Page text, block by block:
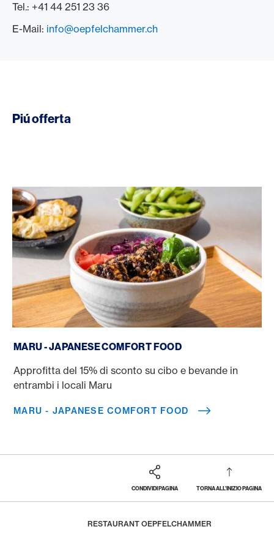
Tel.: +41 44 251 23 36
E-Mail: info@oepfelchammer.ch
Piú offerta
MARU - JAPANESE COMFORT FOOD
Approfitta del 15% di sconto su cibo e bevande in
entrambi i locali Maru
MARU - JAPANESE COMFORT FOOD
CONDIVIDI PAGINA TORNA ALL'INIZIO PAGINA
Footer
RESTAURANT OEPFELCHAMMER